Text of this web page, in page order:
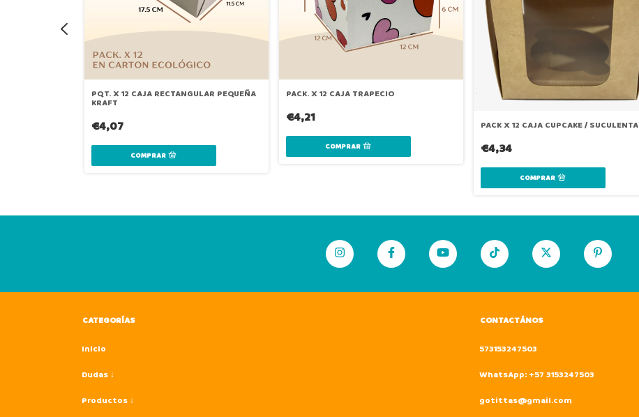
PQT. X 12 CAJA RECTANGULAR PEQUEÑA
KRAFT
€4,07
PACK. X 12 CAJA TRAPECIO
€4,21
PACK X 12 CAJA CUPCAKE / SUCULENTA
€4,34
CATEGORÍAS
Inicio
Dudas ↓
Productos ↓
CONTACTÁNOS
573153247503
WhatsApp: +57 3153247503
gotittas@gmail.com